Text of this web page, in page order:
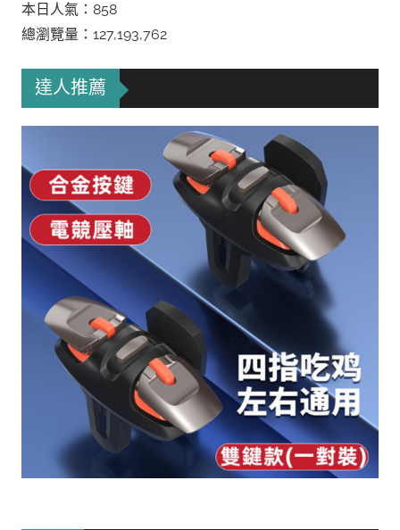
本日人氣：858
總瀏覽量：127,193,762
達人推薦